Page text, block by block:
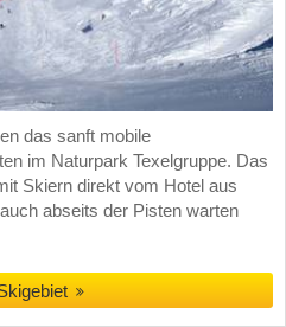
das sanft mobile
im Naturpark Texelgruppe. Das
Skiern direkt vom Hotel aus
abseits der Pisten warten